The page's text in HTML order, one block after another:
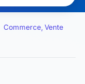
Commerce, Vente